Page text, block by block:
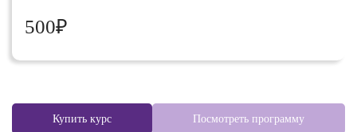
500₽
Купить курс Посмотреть программу